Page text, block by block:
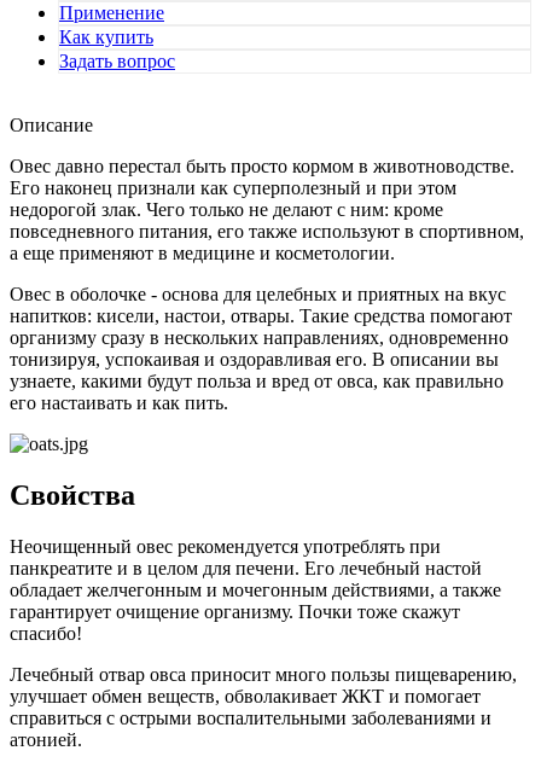
Применение
Как купить
Задать вопрос
Описание
Овес давно перестал быть просто кормом в животноводстве.
Его наконец признали как суперполезный и при этом
недорогой злак. Чего только не делают с ним: кроме
повседневного питания, его также используют в спортивном,
а еще применяют в медицине и косметологии.
Овес в оболочке - основа для целебных и приятных на вкус
напитков: кисели, настои, отвары. Такие средства помогают
организму сразу в нескольких направлениях, одновременно
тонизируя, успокаивая и оздоравливая его. В описании вы
узнаете, какими будут польза и вред от овса, как правильно
его настаивать и как пить.
Свойства
Неочищенный овес рекомендуется употреблять при
панкреатите и в целом для печени. Его лечебный настой
обладает желчегонным и мочегонным действиями, а также
гарантирует очищение организму. Почки тоже скажут
спасибо!
Лечебный отвар овса приносит много пользы пищеварению,
улучшает обмен веществ, обволакивает ЖКТ и помогает
справиться с острыми воспалительными заболеваниями и
атонией.